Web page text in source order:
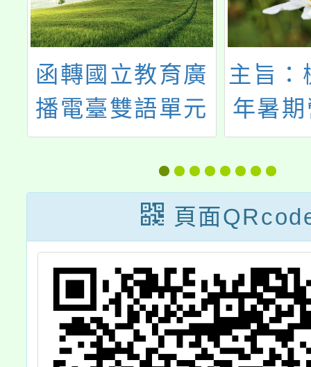
主旨：檢送2026
年暑期營隊活動
記者會電子邀請
卡1份，請查
照。
「食
一食
影片
頁面